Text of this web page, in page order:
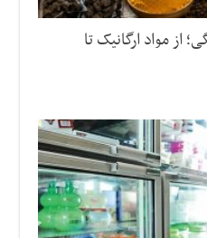
از مواد ارگانیک تا